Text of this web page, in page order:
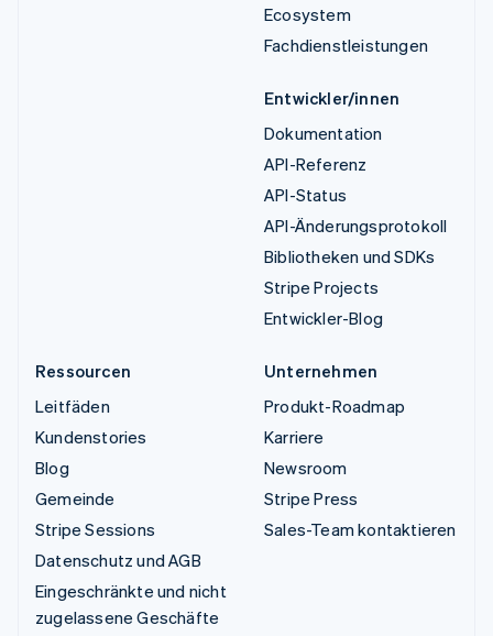
Ecosystem
Fachdienstleistungen
Entwickler/innen
Dokumentation
API-Referenz
API-Status
API-Änderungsprotokoll
Bibliotheken und SDKs
Stripe Projects
Entwickler-Blog
Ressourcen
Leitfäden
Kundenstories
Blog
Gemeinde
Stripe Sessions
Datenschutz und AGB
Eingeschränkte und nicht
zugelassene Geschäfte
Unternehmen
Produkt-Roadmap
Karriere
Newsroom
Stripe Press
Sales-Team kontaktieren